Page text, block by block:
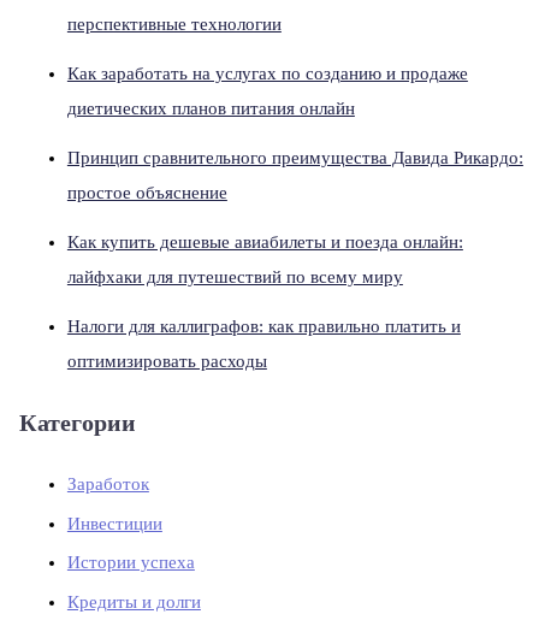
перспективные технологии
Как заработать на услугах по созданию и продаже
диетических планов питания онлайн
Принцип сравнительного преимущества Давида Рикардо:
простое объяснение
Как купить дешевые авиабилеты и поезда онлайн:
лайфхаки для путешествий по всему миру
Налоги для каллиграфов: как правильно платить и
оптимизировать расходы
Категории
Заработок
Инвестиции
Истории успеха
Кредиты и долги